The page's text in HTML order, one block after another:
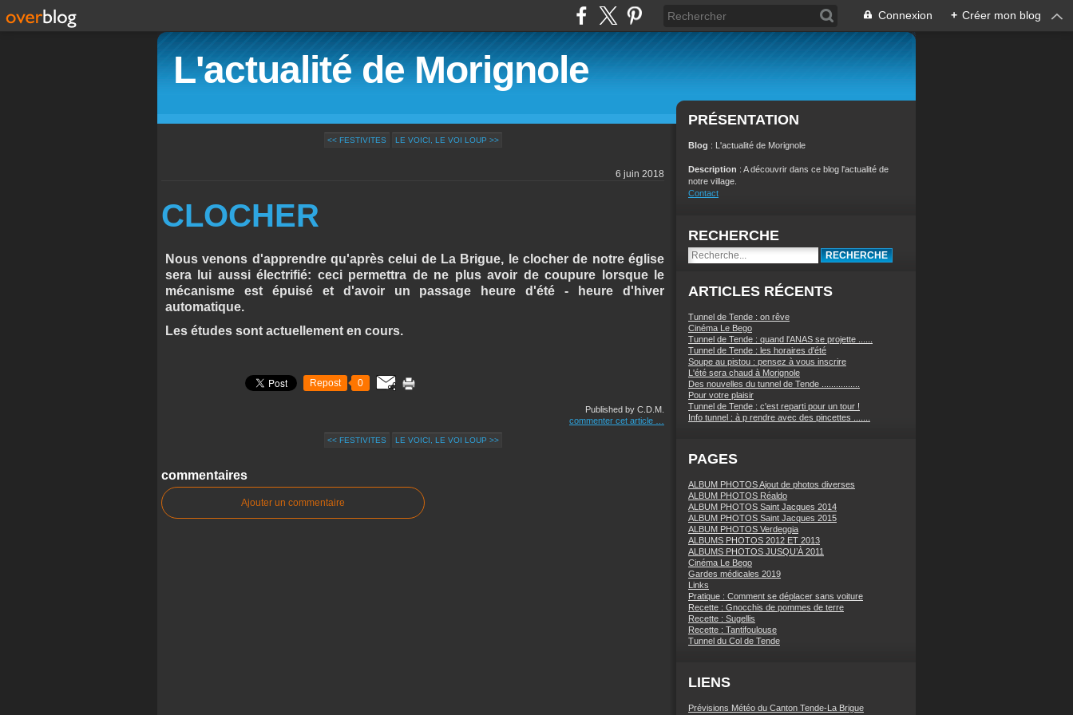
Connexion + Créer mon blog
L'actualité de Morignole
<< FESTIVITES LE VOICI, LE VOI LOUP >>
6 juin 2018
CLOCHER
Nous venons d'apprendre qu'après celui de La Brigue, le clocher de notre église
sera lui aussi électrifié: ceci permettra de ne plus avoir de coupure lorsque le
mécanisme est épuisé et d'avoir un passage heure d'été - heure d'hiver
automatique.
Les études sont actuellement en cours.
Repost 0
Published by C.D.M.
commenter cet article
<< FESTIVITES LE VOICI, LE VOI LOUP >>
commentaires
Ajouter un commentaire
PRÉSENTATION
Blog : L'actualité de Morignole
Description : A découvrir dans ce blog l'actualité de
notre village.
Contact
RECHERCHE
ARTICLES RÉCENTS
Tunnel de Tende : on rêve
Cinéma Le Bego
Tunnel de Tende : quand l'ANAS se projette ......
Tunnel de Tende : les horaires d'été
Soupe au pistou : pensez à vous inscrire
L'été sera chaud à Morignole
Des nouvelles du tunnel de Tende ................
Pour votre plaisir
Tunnel de Tende : c'est reparti pour un tour !
Info tunnel : à p rendre avec des pincettes .......
PAGES
ALBUM PHOTOS Ajout de photos diverses
ALBUM PHOTOS Réaldo
ALBUM PHOTOS Saint Jacques 2014
ALBUM PHOTOS Saint Jacques 2015
ALBUM PHOTOS Verdeggia
ALBUMS PHOTOS 2012 ET 2013
ALBUMS PHOTOS JUSQU’À 2011
Cinéma Le Bego
Gardes médicales 2019
Links
Pratique : Comment se déplacer sans voiture
Recette : Gnocchis de pommes de terre
Recette : Sugellis
Recette : Tantifoulouse
Tunnel du Col de Tende
LIENS
Prévisions Météo du Canton Tende-La Brigue